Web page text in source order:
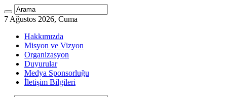
7 Ağustos 2026, Cuma
Hakkımızda
Misyon ve Vizyon
Organizasyon
Duyurular
Medya Sponsorluğu
İletişim Bilgileri